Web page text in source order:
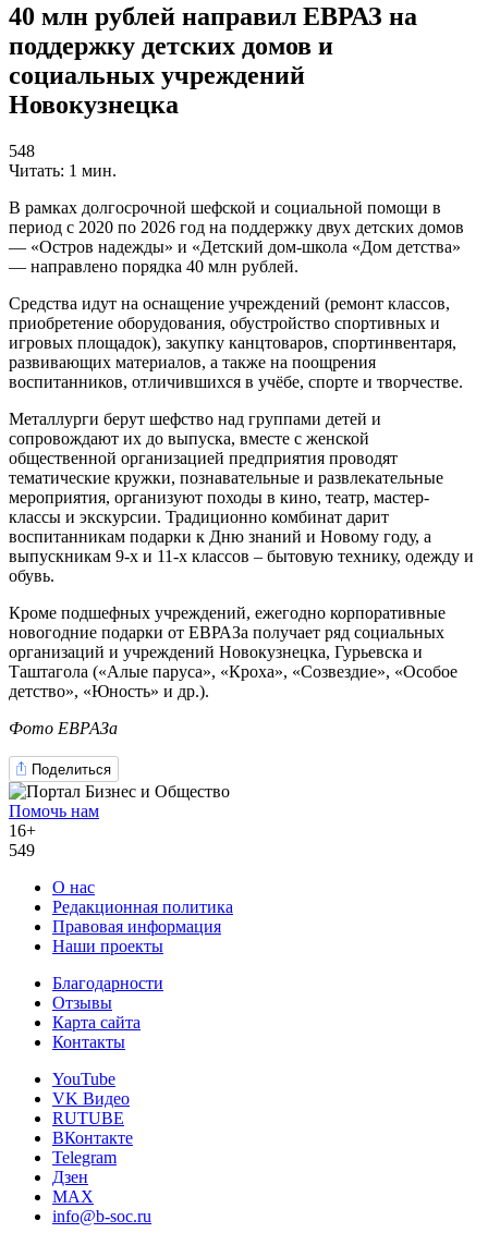
40 млн рублей направил ЕВРАЗ на
поддержку детских домов и
социальных учреждений
Новокузнецка
548
Читать: 1 мин.
В рамках долгосрочной шефской и социальной помощи в
период с 2020 по 2026 год на поддержку двух детских домов
— «Остров надежды» и «Детский дом-школа «Дом детства»
— направлено порядка 40 млн рублей.
Средства идут на оснащение учреждений (ремонт классов,
приобретение оборудования, обустройство спортивных и
игровых площадок), закупку канцтоваров, спортинвентаря,
развивающих материалов, а также на поощрения
воспитанников, отличившихся в учёбе, спорте и творчестве.
Металлурги берут шефство над группами детей и
сопровождают их до выпуска, вместе с женской
общественной организацией предприятия проводят
тематические кружки, познавательные и развлекательные
мероприятия, организуют походы в кино, театр, мастер-
классы и экскурсии. Традиционно комбинат дарит
воспитанникам подарки к Дню знаний и Новому году, а
выпускникам 9‑х и 11‑х классов – бытовую технику, одежду и
обувь.
Кроме подшефных учреждений, ежегодно корпоративные
новогодние подарки от ЕВРАЗа получает ряд социальных
организаций и учреждений Новокузнецка, Гурьевска и
Таштагола («Алые паруса», «Кроха», «Созвездие», «Особое
детство», «Юность» и др.).
Фото ЕВРАЗа
Поделиться
Помочь нам
16+
549
О нас
Редакционная политика
Правовая информация
Наши проекты
Благодарности
Отзывы
Карта сайта
Контакты
YouTube
VK Видео
RUTUBE
ВКонтакте
Telegram
Дзен
MAX
info@b-soc.ru